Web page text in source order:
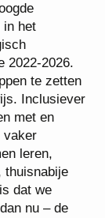
in het
2022-2026.
te
dat
nu –
in
–